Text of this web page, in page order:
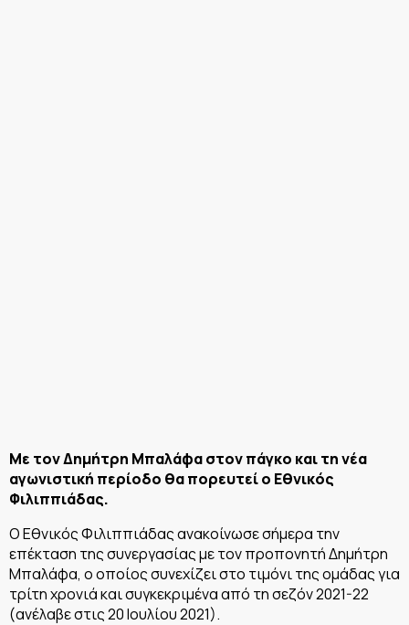
Με τον Δημήτρη Μπαλάφα στον πάγκο και τη νέα
αγωνιστική περίοδο θα πορευτεί ο Εθνικός
Φιλιππιάδας.
Ο Εθνικός Φιλιππιάδας ανακοίνωσε σήμερα την
επέκταση της συνεργασίας με τον προπονητή Δημήτρη
Μπαλάφα, ο οποίος συνεχίζει στο τιμόνι της ομάδας για
τρίτη χρονιά και συγκεκριμένα από τη σεζόν 2021-22
(ανέλαβε στις 20 Ιουλίου 2021).